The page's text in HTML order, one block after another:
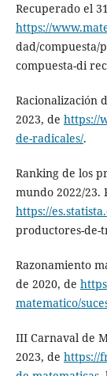
Recuperado el
https://
dad/compuesta/
compuesta-di
Racionalización
2023, de https://
de-radicales/.
Ranking de los
mundo 2022/23.
https://
productores-de-
Razonamiento
de 2020, de
matematico/
III Carnaval de
2023, de https://